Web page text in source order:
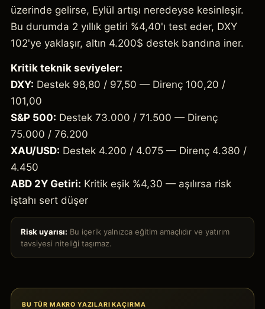
üzerinde gelirse, Eylül artışı neredeyse kesinleşir.
Bu durumda 2 yıllık getiri %4,40'ı test eder, DXY
102'ye yaklaşır, altın 4.200$ destek bandına iner.
Kritik teknik seviyeler:
DXY: Destek 98,80 / 97,50 — Direnç 100,20 /
101,00
S&P 500: Destek 73.000 / 71.500 — Direnç
75.000 / 76.200
XAU/USD: Destek 4.200 / 4.075 — Direnç 4.380 /
4.450
ABD 2Y Getiri: Kritik eşik %4,30 — aşılırsa risk
iştahı sert düşer
Risk uyarısı: Bu içerik yalnızca eğitim amaçlıdır ve yatırım
tavsiyesi niteliği taşımaz.
BU TÜR MAKRO YAZILARI KAÇIRMA